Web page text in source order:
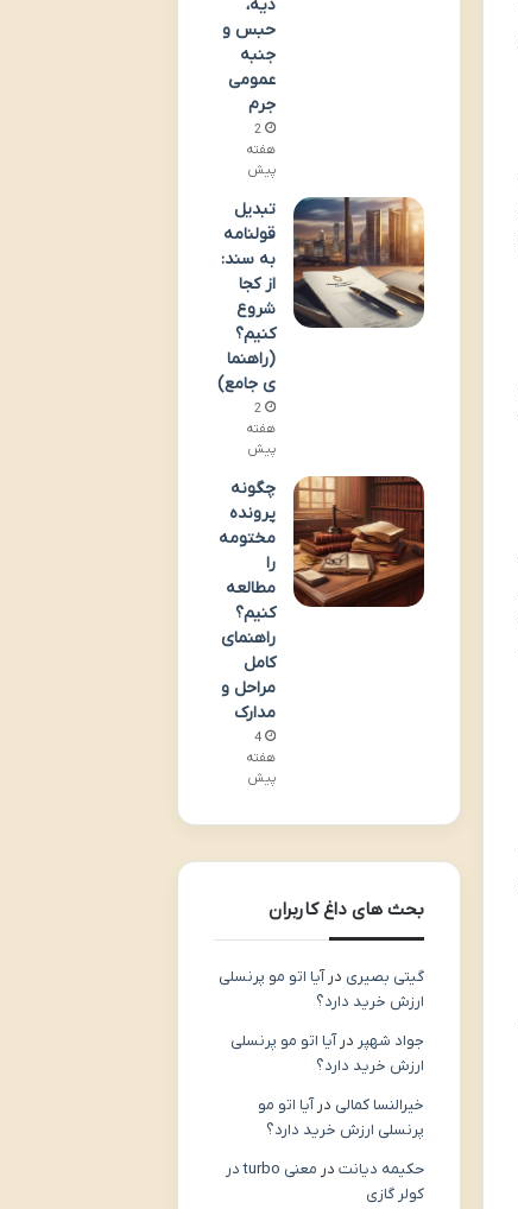
دیه،
حبس و
جنبه
عمومی
جرم
2
هفته
پیش
تبدیل
قولنامه
به سند:
از کجا
شروع
کنیم؟
(راهنما
ی جامع)
2
هفته
پیش
چگونه
پرونده
مختومه
را
مطالعه
کنیم؟
راهنمای
کامل
مراحل و
مدارک
4
هفته
پیش
بحث های داغ کاربران
گیتی بصیری درآیا اتو مو پرنسلی
ارزش خرید دارد؟
جواد شهپر درآیا اتو مو پرنسلی
ارزش خرید دارد؟
خیرالنسا کمالی درآیا اتو مو
پرنسلی ارزش خرید دارد؟
حکیمه دیانتدر
معنی turbo در
کولر گازی